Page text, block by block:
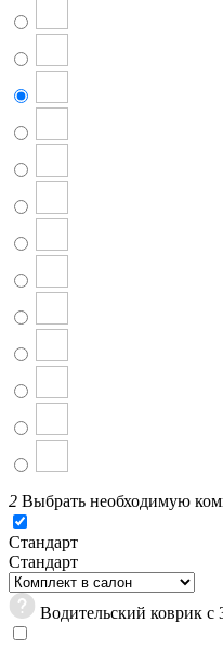
2 Выбрать необходимую
Стандарт
Стандарт
Водительский коврик с